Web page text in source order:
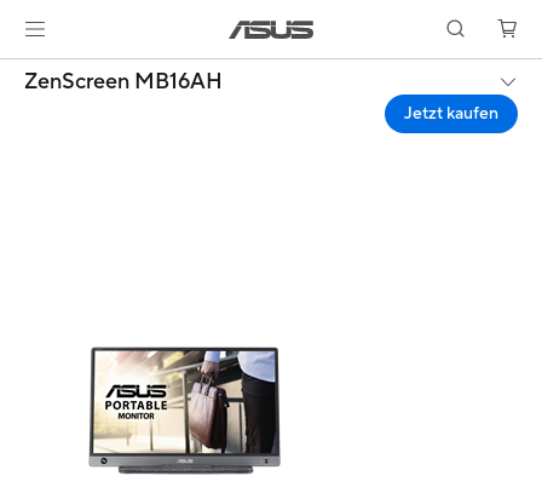
ZenScreen MB16AH
Jetzt kaufen